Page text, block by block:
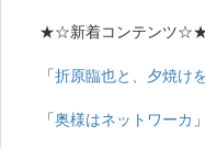
★☆新着コンテンツ
「折原臨也と、夕焼け
「奥様はネットワーカ